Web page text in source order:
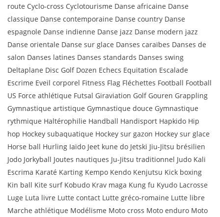
route Cyclo-cross Cyclotourisme Danse africaine Danse
classique Danse contemporaine Danse country Danse
espagnole Danse indienne Danse jazz Danse modern jazz
Danse orientale Danse sur glace Danses caraïbes Danses de
salon Danses latines Danses standards Danses swing
Deltaplane Disc Golf Dozen Echecs Equitation Escalade
Escrime Eveil corporel Fitness Flag Fléchettes Football Football
US Force athlétique Futsal Giraviation Golf Gouren Grappling
Gymnastique artistique Gymnastique douce Gymnastique
rythmique Haltérophilie Handball Handisport Hapkido Hip
hop Hockey subaquatique Hockey sur gazon Hockey sur glace
Horse ball Hurling Iaïdo Jeet kune do Jetski Jiu-Jitsu brésilien
Jodo Jorkyball Joutes nautiques Ju-Jitsu traditionnel Judo Kali
Escrima Karaté Karting Kempo Kendo Kenjutsu Kick boxing
Kin ball Kite surf Kobudo Krav maga Kung fu Kyudo Lacrosse
Luge Luta livre Lutte contact Lutte gréco-romaine Lutte libre
Marche athlétique Modélisme Moto cross Moto enduro Moto